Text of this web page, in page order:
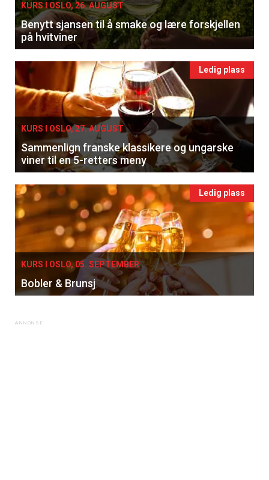
KURS I OSLO, 26. AUGUST
Benytt sjansen til å smake og lære forskjellen
på hvitviner
Ledig plass
KURS I OSLO, 27. AUGUST
Sammenlign franske klassikere og ungarske
viner til en 5-retters meny
Ledig plass
KURS I OSLO, 05. SEPTEMBER
Bobler & Brunsj